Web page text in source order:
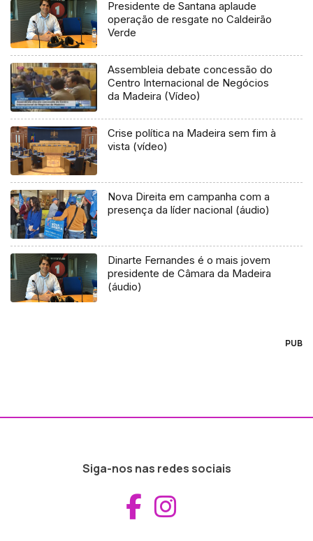
Presidente de Santana aplaude
operação de resgate no Caldeirão
Verde
Assembleia debate concessão do
Centro Internacional de Negócios
da Madeira (Vídeo)
Crise política na Madeira sem fim à
vista (vídeo)
Nova Direita em campanha com a
presença da líder nacional (áudio)
Dinarte Fernandes é o mais jovem
presidente de Câmara da Madeira
(áudio)
PUB
Siga-nos nas redes sociais
Aceder ao